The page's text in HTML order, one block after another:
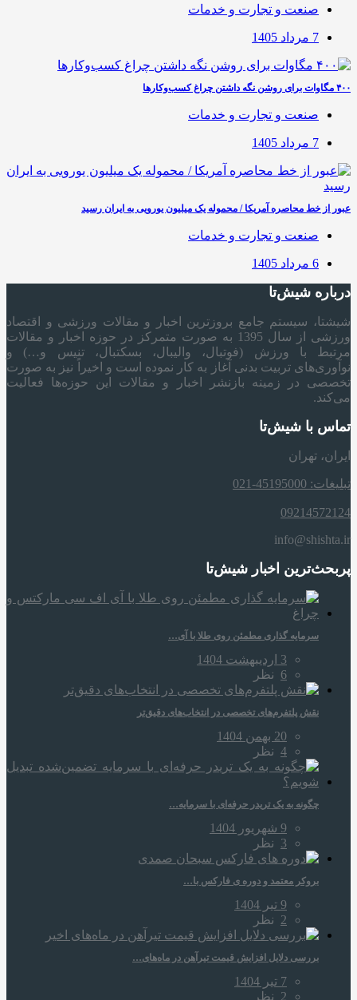
صنعت و تجارت و خدمات
7 مرداد 1405
۴۰۰ مگاوات برای روشن نگه داشتن چراغ کسب‌وکار‌ها
صنعت و تجارت و خدمات
7 مرداد 1405
عبور از خط محاصره آمریکا / محموله یک میلیون یورویی به ایران رسید
صنعت و تجارت و خدمات
6 مرداد 1405
درباره شیش‌تا
شیشتا، سیستم جامع بروزترین اخبار و مقالات ورزشی و اقتصاد
ورزشی از سال 1395 به صورت متمرکز در حوزه اخبار و مقالات
مرتبط با ورزش (فوتبال، والیبال، بسکتبال، تنیس و…) و
نوآوری‌های تربیت بدنی آغاز به کار نموده است و اخیراً نیز به صورت
تخصصی در زمینه بازنشر اخبار و مقالات این حوزه‌ها فعالیت
می‌کند.
تماس با شیش‌تا
ایران، تهران
تبلیغات: 45195000-021
09214572124
info@shishta.ir
پربحث‌ترین اخبار شیش‌تا
سرمایه‌ گذاری مطمئن روی طلا با آی…
3 اردیبهشت 1404
6 نظر
نقش پلتفرم‌های تخصصی در انتخاب‌های دقیق‌تر
20 بهمن 1404
4 نظر
چگونه به یک تریدر حرفه‌ای با سرمایه…
9 شهریور 1404
3 نظر
بروکر معتمد و دوره‌ ی فارکس با…
9 تیر 1404
2 نظر
بررسی دلایل افزایش قیمت تیرآهن در ماه‌های…
7 تیر 1404
2 نظر